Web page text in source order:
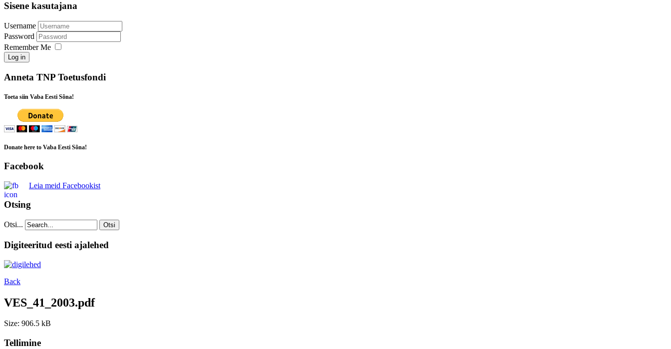
Sisene kasutajana
Username
Password
Remember Me
Log in
Anneta TNP Toetusfondi
Toeta siin Vaba Eesti Sõna!
Donate here to Vaba Eesti Sõna!
Facebook
Leia meid Facebookist
Otsing
Otsi... Otsi
Digiteeritud eesti ajalehed
Back
VES_41_2003.pdf
Size: 906.5 kB
Tellimine